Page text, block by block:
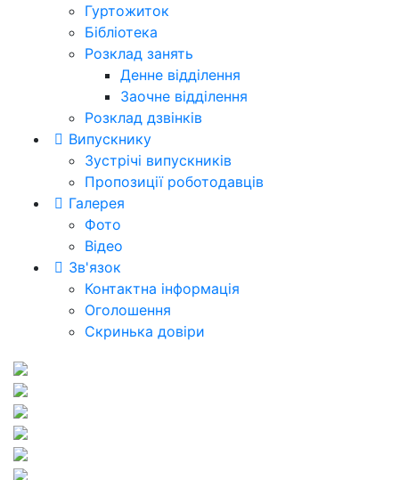
Гуртожиток
Бібліотека
Розклад занять
Денне відділення
Заочне відділення
Розклад дзвінків
Випускнику
Зустрічі випускників
Пропозиції роботодавців
Галерея
Фото
Відео
Зв'язок
Контактна інформація
Оголошення
Скринька довіри